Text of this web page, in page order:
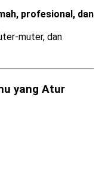
profesional, dan
muter, dan
yang Atur